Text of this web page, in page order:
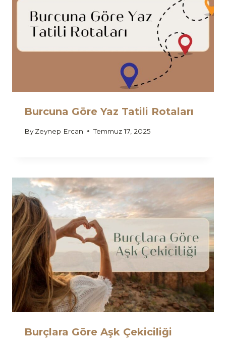
Burcuna Göre Yaz Tatili Rotaları
By Zeynep Ercan Temmuz 17, 2025
Burçlara Göre Aşk Çekiciliği